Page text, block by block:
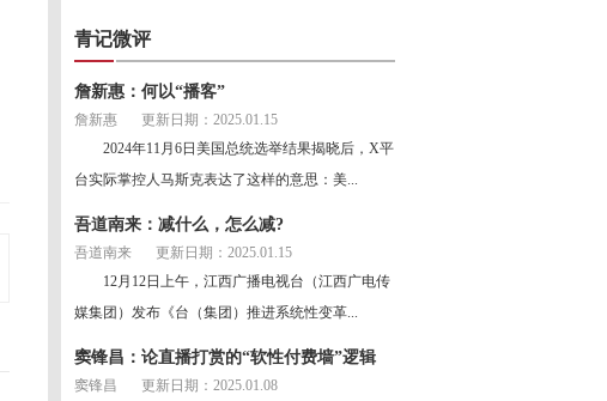
青记微评
詹新惠：何以“播客”
詹新惠
更新日期：2025.01.15
2024年11月6日美国总统选举结果揭晓后，X平
台实际掌控人马斯克表达了这样的意思：美...
吾道南来：减什么，怎么减?
吾道南来
更新日期：2025.01.15
12月12日上午，江西广播电视台（江西广电传
媒集团）发布《台（集团）推进系统性变革...
窦锋昌：论直播打赏的“软性付费墙”逻辑
窦锋昌
更新日期：2025.01.08